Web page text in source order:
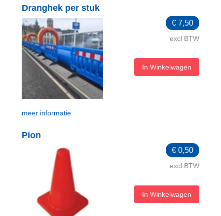
Dranghek per stuk
€ 7,50
excl BTW
In Winkelwagen
meer informatie
Pion
€ 0,50
excl BTW
In Winkelwagen